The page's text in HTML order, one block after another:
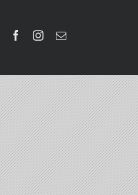
Facebook
Instagram
E-